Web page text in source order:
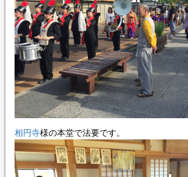
相円寺様の本堂で法要です。